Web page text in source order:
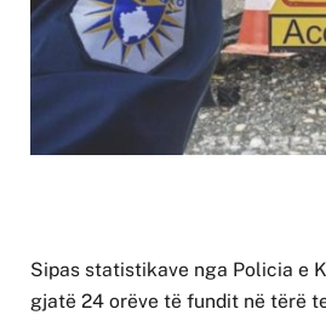
Sipas statistikave nga Policia e
gjatë 24 orëve të fundit në tërë